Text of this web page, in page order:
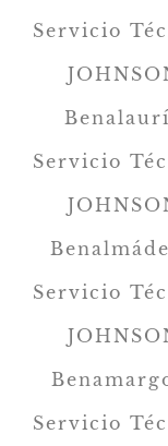
Servicio
Servicio
Servicio
Servicio